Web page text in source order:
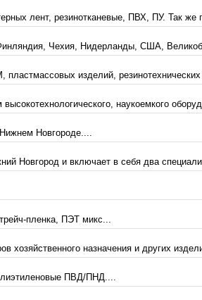
лент, резинотканевые, ПВХ, ПУ. Так же
Чехия, Нидерланды, США,
изделий,
наукоемкого
Новгороде....
Новгород и включает в себя два
пленка, ПЭТ микс...
хозяйственного назначения и других
ПВД/ПНД....